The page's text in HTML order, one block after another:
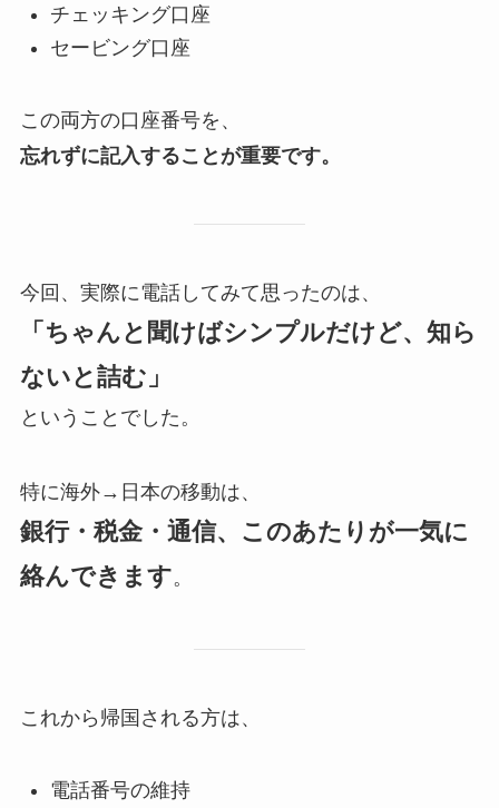
チェッキング口座
セービング口座
この両方の口座番号を、
忘れずに記入することが重要です。
今回、実際に電話してみて思ったのは、
「ちゃんと聞けばシンプルだけど、知ら
ないと詰む」
ということでした。
特に海外→日本の移動は、
銀行・税金・通信、このあたりが一気に
絡んできます。
これから帰国される方は、
電話番号の維持